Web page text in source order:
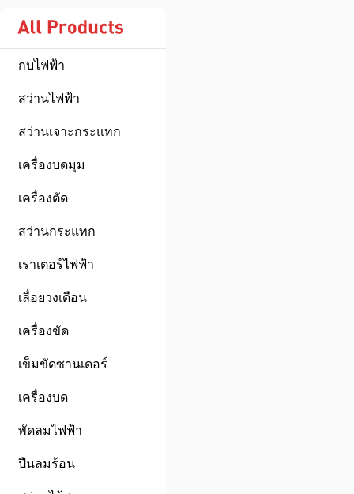
กบไฟฟ้า
สว่านไฟฟ้า
สว่านเจาะกระแทก
เครื่องบดมุม
เครื่องตัด
สว่านกระแทก
เราเตอร์ไฟฟ้า
เลื่อยวงเดือน
เครื่องขัด
เข็มขัดซานเดอร์
เครื่องบด
พัดลมไฟฟ้า
ปืนลมร้อน